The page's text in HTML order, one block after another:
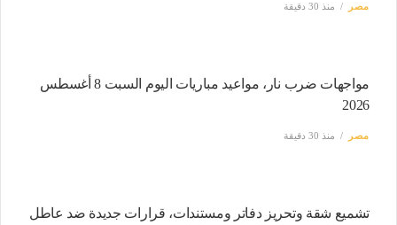
مصر منذ 30 دقيقة
مواجهات ضرب نار، مواعيد مباريات اليوم السبت 8 أغسطس
2026
مصر منذ 30 دقيقة
تشميع شقة وتحريز دفاتر ومستندات، قرارات جديدة ضد عاطل